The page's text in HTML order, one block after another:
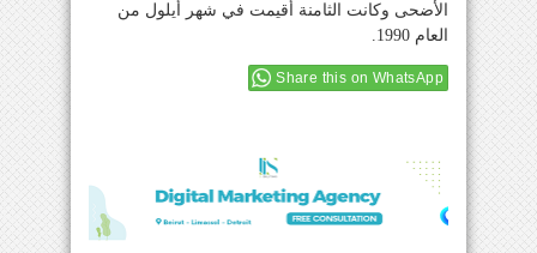
الأضحى وكانت الثامنة أقيمت في شهر أيلول من
العام 1990.
Share this on WhatsApp